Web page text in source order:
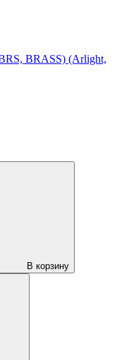
BRASS) (Arlight,
В корзину